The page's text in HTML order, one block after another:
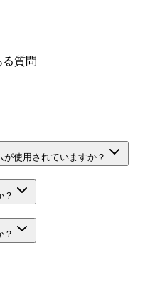
質問
使用されていますか？
？
？